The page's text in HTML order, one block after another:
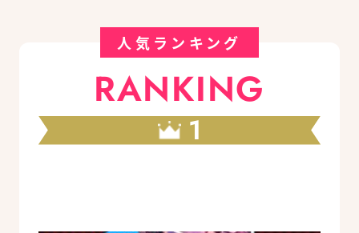
人気ランキング
RANKING
1